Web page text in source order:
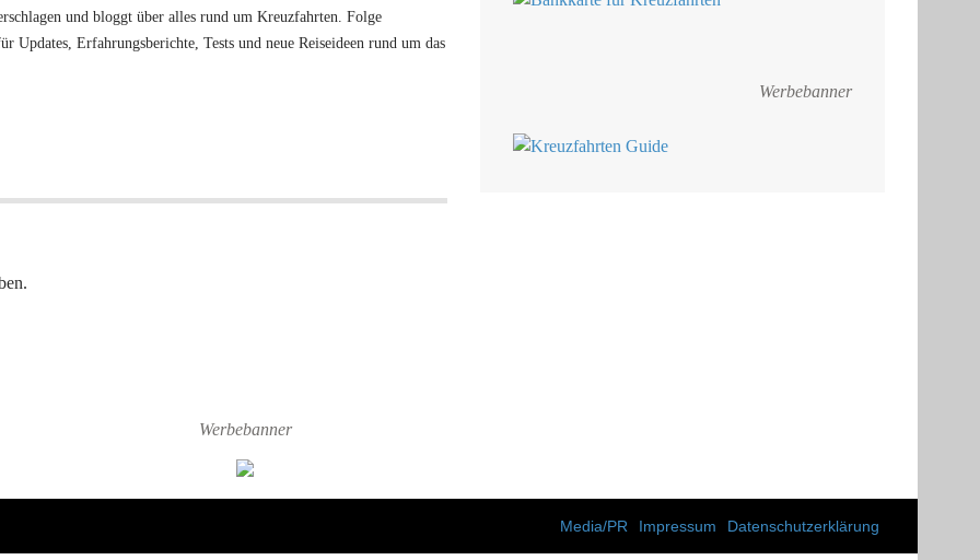
und bloggt über alles rund um Kreuzfahrten. Folge
Updates, Erfahrungsberichte, Tests und neue Reiseideen rund um das
Werbebanner
Werbebanner
Media/PR Impressum Datenschutzerklärung